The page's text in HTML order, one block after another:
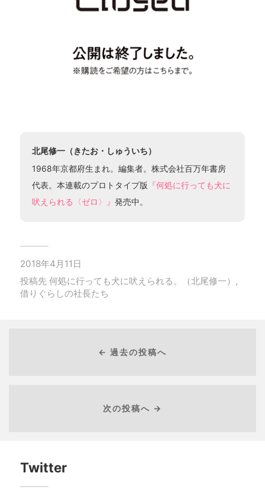
北尾修一（きたお・しゅういち）
1968年京都府生まれ。編集者。株式会社百万年書房
代表。本連載のプロトタイプ版 『何処に行っても犬に
吠えられる〈ゼロ〉』 発売中。
2018年4月11日
投稿先 何処に行っても犬に吠えられる。（北尾修一） ,
借りぐらしの社長たち
← 過去の投稿へ
次の投稿へ →
Twitter